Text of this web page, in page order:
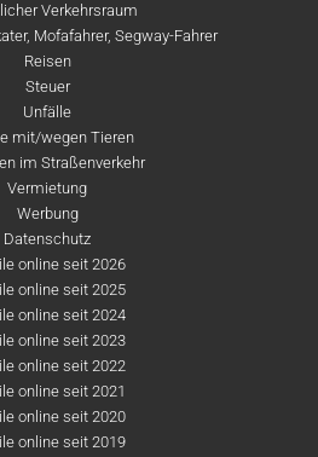
Verkehrsraum
Mofafahrer, Segway-Fahrer
Reisen
Steuer
Unfälle
mit/wegen Tieren
im Straßenverkehr
Vermietung
Werbung
Datenschutz
online seit 2026
online seit 2025
online seit 2024
online seit 2023
online seit 2022
online seit 2021
online seit 2020
online seit 2019